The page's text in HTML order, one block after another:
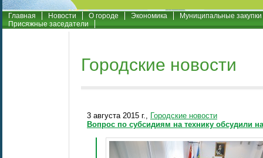
Главная Новости О городе Экономика
Муниципальные закупки
Присяжные заседатели
Городские новости
3 августа 2015 г., Городские новости
Вопрос по субсидиям на технику обсудили